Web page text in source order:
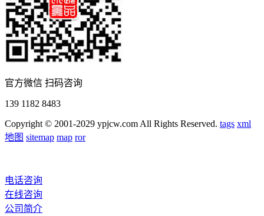
官方微信 扫码咨询
139 1182 8483
Copyright © 2001-2029 ypjcw.com All Rights Reserved. tags xml
地图 sitemap map ror
电话咨询
在线咨询
公司简介